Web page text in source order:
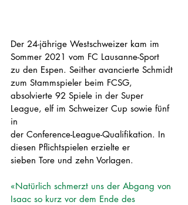
Der 24-jährige Westschweizer kam im
Sommer 2021 vom FC Lausanne-Sport
zu den Espen. Seither avancierte Schmidt
zum Stammspieler beim FCSG,
absolvierte 92 Spiele in der Super
League, elf im Schweizer Cup sowie fünf
in
der Conference-League-Qualifikation. In
diesen Pflichtspielen erzielte er
sieben Tore und zehn Vorlagen.
«Natürlich schmerzt uns der Abgang von
Isaac so kurz vor dem Ende des